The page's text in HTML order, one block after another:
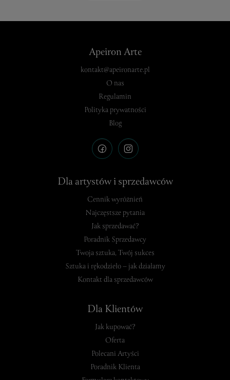
Apeiron Arte
kontakt@apeironarte.pl
O nas
Regulamin
Polityka prywatności
Blog
Dla artystów i sprzedawców
Cennik wyróżnień
Najczęstsze pytania
Jak sprzedawać?
Poradnik Sprzedawcy
Twoja sztuka, Twój sukces
Sztuka i rękodzieło – jak działamy
Kontakt dla sprzedawców
Dla Klientów
Jak kupować?
Oferta
Polecani Artyści
Poradnik Klienta